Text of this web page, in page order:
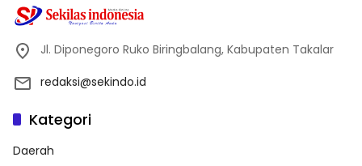
Jl. Diponegoro Ruko Biringbalang, Kabupaten Takalar
redaksi@sekindo.id
Kategori
Daerah